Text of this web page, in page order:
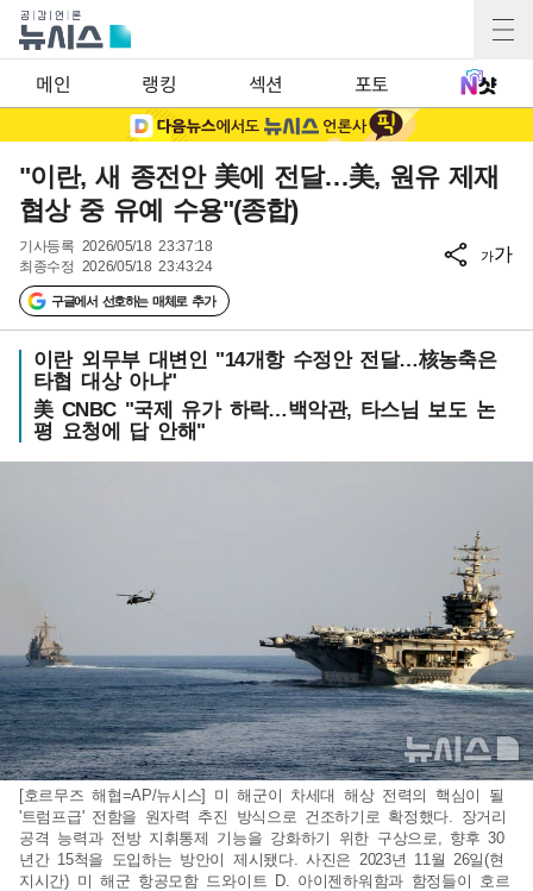
메인 랭킹 섹션 포토
"이란, 새 종전안 美에 전달…美, 원유 제재
협상 중 유예 수용"(종합)
기사등록 2026/05/18 23:37:18
최종수정 2026/05/18 23:43:24
구글에서 선호하는 매체로 추가
가가
이란 외무부 대변인 "14개항 수정안 전달…核농축은
타협 대상 아냐"
美 CNBC "국제 유가 하락…백악관, 타스님 보도 논
평 요청에 답 안해"
[호르무즈 해협=AP/뉴시스] 미 해군이 차세대 해상 전력의 핵심이 될
'트럼프급' 전함을 원자력 추진 방식으로 건조하기로 확정했다. 장거리
공격 능력과 전방 지휘통제 기능을 강화하기 위한 구상으로, 향후 30
년간 15척을 도입하는 방안이 제시됐다. 사진은 2023년 11월 26일(현
지시간) 미 해군 항공모함 드와이트 D. 아이젠하워함과 함정들이 호르